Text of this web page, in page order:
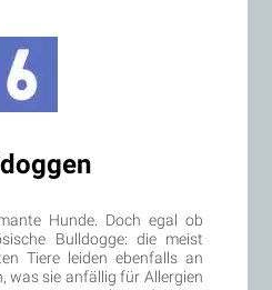
Hunde. Doch egal ob
Bulldogge: die meist
Tiere leiden ebenfalls an
was sie anfällig für Allergien